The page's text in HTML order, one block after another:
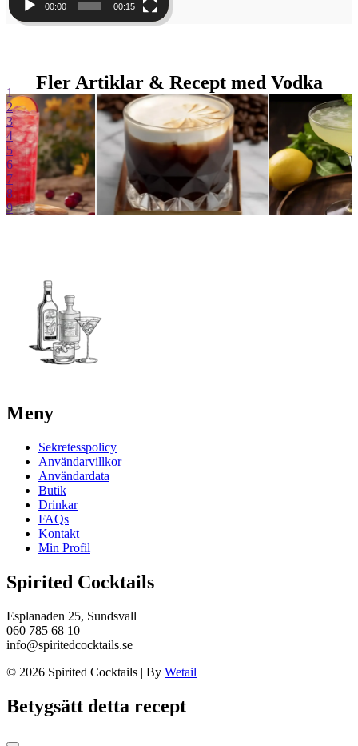
00:00 00:15
Fler Artiklar & Recept med Vodka
1
2
3
4
5
6
7
8
9
Meny
Sekretesspolicy
Användarvillkor
Användardata
Butik
Drinkar
FAQs
Kontakt
Min Profil
Spirited Cocktails
Esplanaden 25, Sundsvall
060 785 68 10
info@spiritedcocktails.se
© 2026 Spirited Cocktails | By Wetail
Betygsätt detta recept